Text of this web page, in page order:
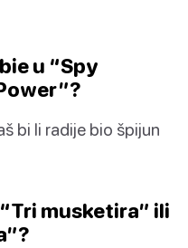
u “Spy
bi li radije bio špijun
musketira” ili